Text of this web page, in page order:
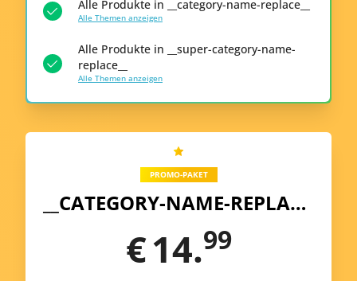
Alle Produkte in __category-name-replace__
Alle Themen anzeigen
Alle Produkte in __super-category-name-
replace__
Alle Themen anzeigen
PROMO-PAKET
__CATEGORY-NAME-REPLACE__
€14.99